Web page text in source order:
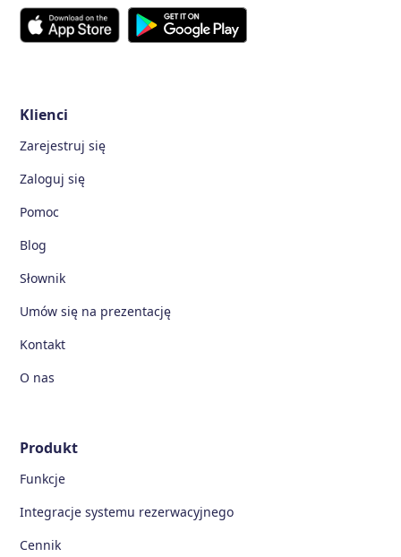
Klienci
Zarejestruj się
Zaloguj się
Pomoc
Blog
Słownik
Umów się na prezentację
Kontakt
O nas
Produkt
Funkcje
Integracje systemu rezerwacyjnego
Cennik